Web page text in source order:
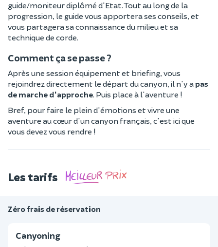
guide/moniteur diplômé d'Etat. Tout au long de la
progression, le guide vous apportera ses conseils, et
vous partagera sa connaissance du milieu et sa
technique de corde.
Comment ça se passe ?
Après une session équipement et briefing, vous
rejoindrez directement le départ du canyon, il n'y apas
de marche d'approche. Puis place à l'aventure !
Bref, pour faire le plein d'émotions et vivre une
aventure au cœur d'un canyon français, c'est ici que
vous devez vous rendre !
Les tarifs
Zéro frais de réservation
Canyoning